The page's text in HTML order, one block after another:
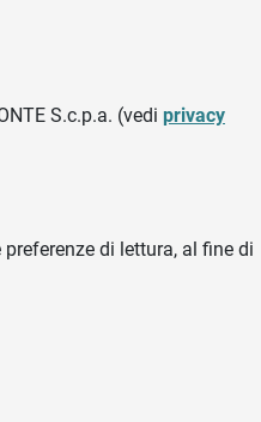
S.c.p.a. (vedi privacy
di lettura, al fine di